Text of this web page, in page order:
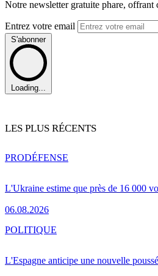
Notre newsletter gratuite phare, offrant
Entrez votre email
S'abonner
Loading...
LES PLUS RÉCENTS
L'Ukraine estime que près de 16 000
06.08.2026
PRODÉFENSE
L'Espagne anticipe une nouvelle
POLITIQUE